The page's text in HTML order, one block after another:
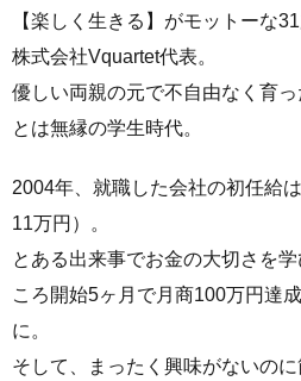
【楽しく生きる】がモットーな31
株式会社Vquartet代表。
優しい両親の元で不自由なく育
とは無縁の学生時代。
2004年、就職した会社の初任給
11万円）。
とある出来事でお金の大切さを
ころ開始5ヶ月で月商100万円達
に。
そして、まったく興味がないの